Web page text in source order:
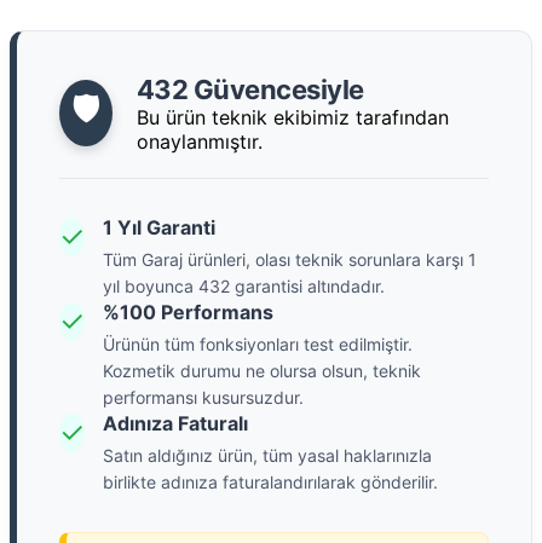
🛡️ 432 Güvencesiyle
Bu ürün teknik ekibimiz tarafından
onaylanmıştır.
✓ 1 Yıl Garanti
Tüm Garaj ürünleri, olası teknik sorunlara karşı 1
yıl boyunca 432 garantisi altındadır.
✓ %100 Performans
Ürünün tüm fonksiyonları test edilmiştir.
Kozmetik durumu ne olursa olsun, teknik
performansı kusursuzdur.
✓ Adınıza Faturalı
Satın aldığınız ürün, tüm yasal haklarınızla
birlikte adınıza faturalandırılarak gönderilir.